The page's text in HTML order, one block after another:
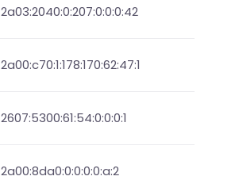
2a03:2040:0:207:0:0:0:42
2a00:c70:1:178:170:62:47:1
2607:5300:61:54:0:0:0:1
2a00:8da0:0:0:0:0:a:2